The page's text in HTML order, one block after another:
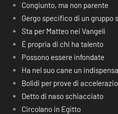
Congiunto, ma non parente
Gergo specifico di un gruppo
Sta per Matteo nei Vangeli
É propria di chi ha talento
Possono essere infondate
Ha nel suo cane un
Bolidi per prove di
Detto di naso schiacciato
Circolano in Egitto